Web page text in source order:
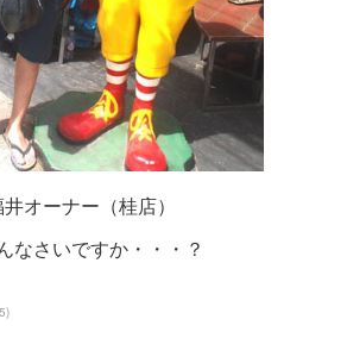
オーナー（桂店）
なさいですか・・・？
)